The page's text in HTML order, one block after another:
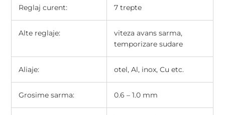
Reglaj curent: 7 trepte
Alte reglaje:
viteza avans sarma,
temporizare sudare
Aliaje: otel, Al, inox, Cu etc.
Grosime sarma: 0.6 – 1.0 mm